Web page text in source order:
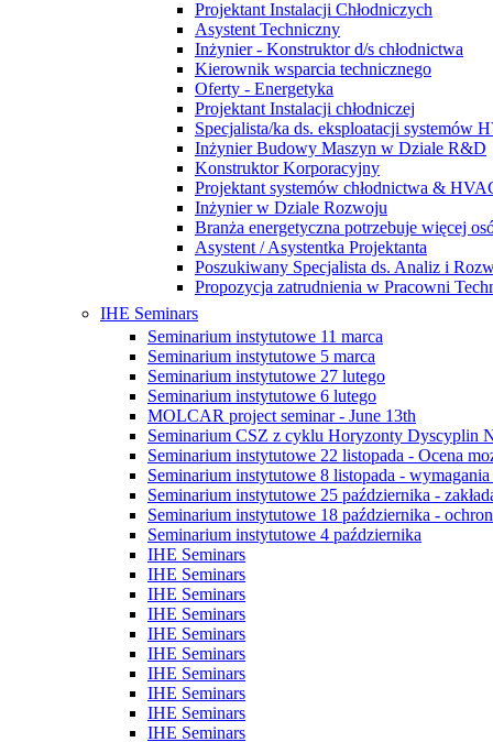
Projektant Instalacji Chłodniczych
Asystent Techniczny
Inżynier - Konstruktor d/s chłodnictwa
Kierownik wsparcia technicznego
Oferty - Energetyka
Projektant Instalacji chłodniczej
Specjalista/ka ds. eksploatacji systemów
Inżynier Budowy Maszyn w Dziale R&D
Konstruktor Korporacyjny
Projektant systemów chłodnictwa &
Inżynier w Dziale Rozwoju
Branża energetyczna potrzebuje więcej
Asystent / Asystentka Projektanta
Poszukiwany Specjalista ds. Analiz i
Propozycja zatrudnienia w Pracowni
IHE Seminars
Seminarium instytutowe 11 marca
Seminarium instytutowe 5 marca
Seminarium instytutowe 27 lutego
Seminarium instytutowe 6 lutego
MOLCAR project seminar - June 13th
Seminarium CSZ z cyklu Horyzonty Dyscyplin
Seminarium instytutowe 22 listopada - Ocena
Seminarium instytutowe 8 listopada -
Seminarium instytutowe 25 października -
Seminarium instytutowe 18 października -
Seminarium instytutowe 4 października
IHE Seminars
IHE Seminars
IHE Seminars
IHE Seminars
IHE Seminars
IHE Seminars
IHE Seminars
IHE Seminars
IHE Seminars
IHE Seminars